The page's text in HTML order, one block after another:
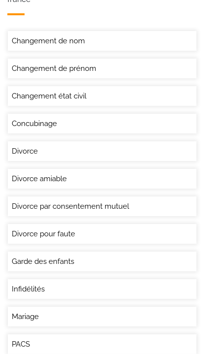
Changement de nom
Changement de prénom
Changement état civil
Concubinage
Divorce
Divorce amiable
Divorce par consentement mutuel
Divorce pour faute
Garde des enfants
Infidélités
Mariage
PACS